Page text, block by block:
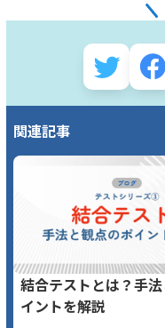
関連記事
結合テストとは？手
イントを解説